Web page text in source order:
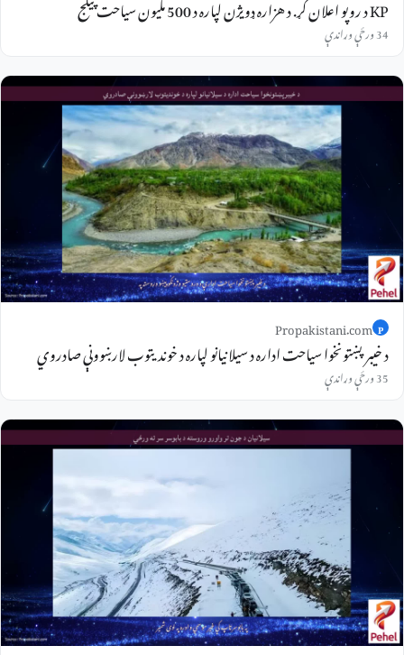
KP د روپو اعلان کړ. د هزاره ډویژن لپاره د 500 ملیون سیاحت پیکج
34 ورځې وړاندې
P
Propakistani.com
د خیبرپښتونخوا سیاحت اداره د سیلانیانو لپاره د خوندیتوب لارښوونې صادروي
35 ورځې وړاندې